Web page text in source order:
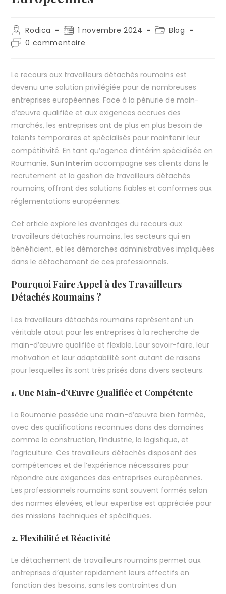
Rodica 1 novembre 2024
Blog
0 commentaire
Le recours aux travailleurs détachés roumains est
devenu une solution privilégiée pour de nombreuses
entreprises européennes. Face à la pénurie de main-
d’œuvre qualifiée et aux exigences accrues des
marchés, les entreprises ont de plus en plus besoin de
talents temporaires et spécialisés pour maintenir leur
compétitivité. En tant qu’agence d’intérim spécialisée en
Roumanie, Sun Interim accompagne ses clients dans le
recrutement et la gestion de travailleurs détachés
roumains, offrant des solutions fiables et conformes aux
réglementations européennes.
Cet article explore les avantages du recours aux
travailleurs détachés roumains, les secteurs qui en
bénéficient, et les démarches administratives impliquées
dans le détachement de ces professionnels.
Pourquoi Faire Appel à des Travailleurs
Détachés Roumains ?
Les travailleurs détachés roumains représentent un
véritable atout pour les entreprises à la recherche de
main-d’œuvre qualifiée et flexible. Leur savoir-faire, leur
motivation et leur adaptabilité sont autant de raisons
pour lesquelles ils sont très prisés dans divers secteurs.
1. Une Main-d’Œuvre Qualifiée et Compétente
La Roumanie possède une main-d’œuvre bien formée,
avec des qualifications reconnues dans des domaines
comme la construction, l’industrie, la logistique, et
l’agriculture. Ces travailleurs détachés disposent des
compétences et de l’expérience nécessaires pour
répondre aux exigences des entreprises européennes.
Les professionnels roumains sont souvent formés selon
des normes élevées, et leur expertise est appréciée pour
des missions techniques et spécifiques.
2. Flexibilité et Réactivité
Le détachement de travailleurs roumains permet aux
entreprises d’ajuster rapidement leurs effectifs en
fonction des besoins, sans les contraintes d’un